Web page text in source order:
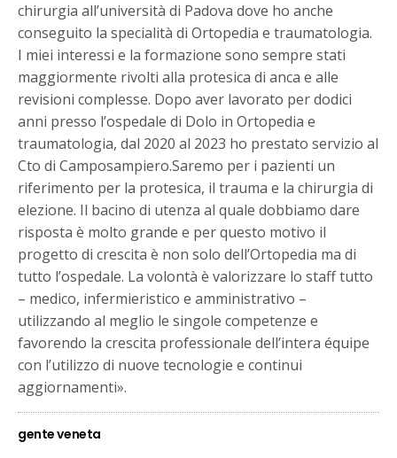
chirurgia all’università di Padova dove ho anche
conseguito la specialità di Ortopedia e traumatologia.
I miei interessi e la formazione sono sempre stati
maggiormente rivolti alla protesica di anca e alle
revisioni complesse. Dopo aver lavorato per dodici
anni presso l’ospedale di Dolo in Ortopedia e
traumatologia, dal 2020 al 2023 ho prestato servizio al
Cto di Camposampiero.Saremo per i pazienti un
riferimento per la protesica, il trauma e la chirurgia di
elezione. Il bacino di utenza al quale dobbiamo dare
risposta è molto grande e per questo motivo il
progetto di crescita è non solo dell’Ortopedia ma di
tutto l’ospedale. La volontà è valorizzare lo staff tutto
– medico, infermieristico e amministrativo –
utilizzando al meglio le singole competenze e
favorendo la crescita professionale dell’intera équipe
con l’utilizzo di nuove tecnologie e continui
aggiornamenti».
gente veneta